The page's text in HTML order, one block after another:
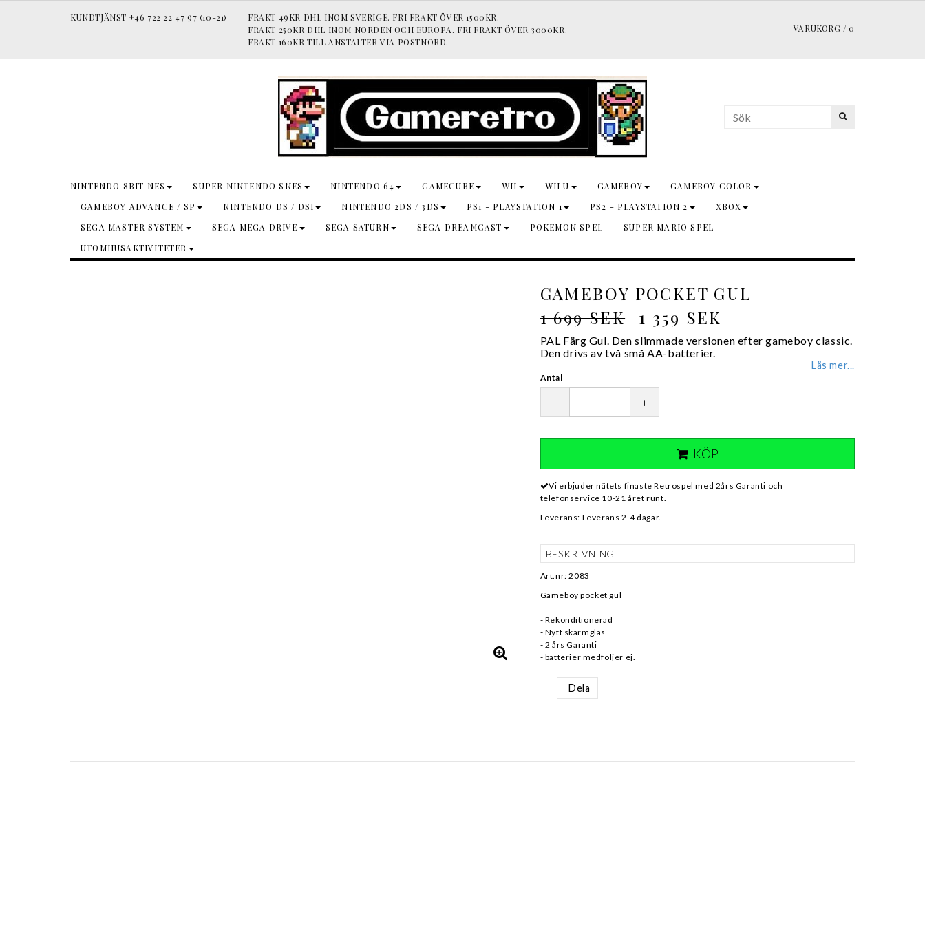
KUNDTJÄNST +46 722 22 47 97 (10-21)
FRAKT 49KR DHL INOM SVERIGE. FRI FRAKT ÖVER 1500KR.
FRAKT 250KR DHL INOM NORDEN OCH EUROPA. FRI FRAKT ÖVER 3000KR.
FRAKT 160KR TILL ANSTALTER VIA POSTNORD.
VARUKORG / 0
NINTENDO 8BIT NES SUPER NINTENDO SNES NINTENDO 64 GAMECUBE WII WII U GAMEBOY
GAMEBOY COLOR
GAMEBOY ADVANCE / SP
NINTENDO DS / DSI NINTENDO 2DS / 3DS PS1 - PLAYSTATION 1 PS2 - PLAYSTATION 2
XBOX
SEGA MASTER SYSTEM
SEGA MEGA DRIVE SEGA SATURN SEGA DREAMCAST POKEMON SPEL
SUPER MARIO SPEL
UTOMHUSAKTIVITETER
GAMEBOY POCKET GUL
1 699 SEK
1 359 SEK
PAL Färg Gul. Den slimmade versionen efter gameboy classic.
Den drivs av två små AA-batterier.
Läs mer...
Antal
- +
KÖP
Vi erbjuder nätets finaste Retrospel med 2års Garanti och
telefonservice 10-21 året runt.
Leverans: Leverans 2-4 dagar.
BESKRIVNING
Art.nr: 2083
Gameboy pocket gul
- Rekonditionerad
- Nytt skärmglas
- 2 års Garanti
- batterier medföljer ej.
Dela